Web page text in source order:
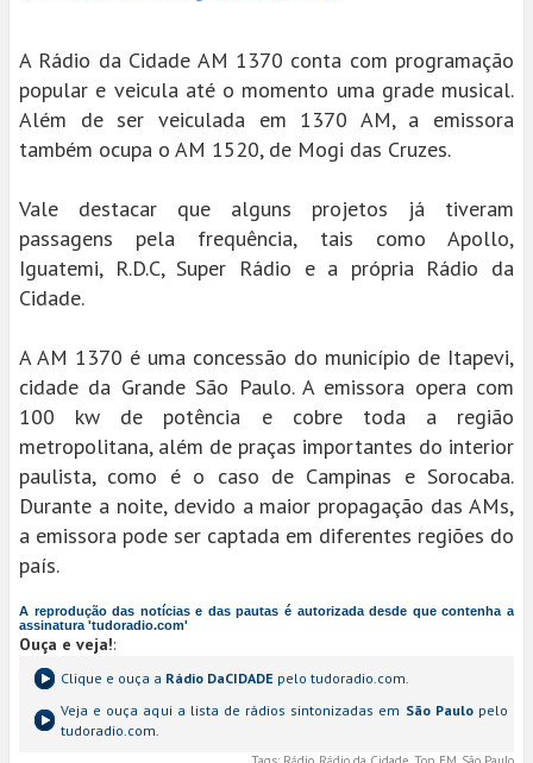
A Rádio da Cidade AM 1370 conta com programação
popular e veicula até o momento uma grade musical.
Além de ser veiculada em 1370 AM, a emissora
também ocupa o AM 1520, de Mogi das Cruzes.
Vale destacar que alguns projetos já tiveram
passagens pela frequência, tais como Apollo,
Iguatemi, R.D.C, Super Rádio e a própria Rádio da
Cidade.
A AM 1370 é uma concessão do município de Itapevi,
cidade da Grande São Paulo. A emissora opera com
100 kw de potência e cobre toda a região
metropolitana, além de praças importantes do interior
paulista, como é o caso de Campinas e Sorocaba.
Durante a noite, devido a maior propagação das AMs,
a emissora pode ser captada em diferentes regiões do
país.
A reprodução das notícias e das pautas é autorizada desde que contenha a
assinatura 'tudoradio.com'
Ouça e veja!:
Clique e ouça a Rádio DaCIDADE pelo tudoradio.com.
Veja e ouça aqui a lista de rádios sintonizadas em São Paulopelo
tudoradio.com.